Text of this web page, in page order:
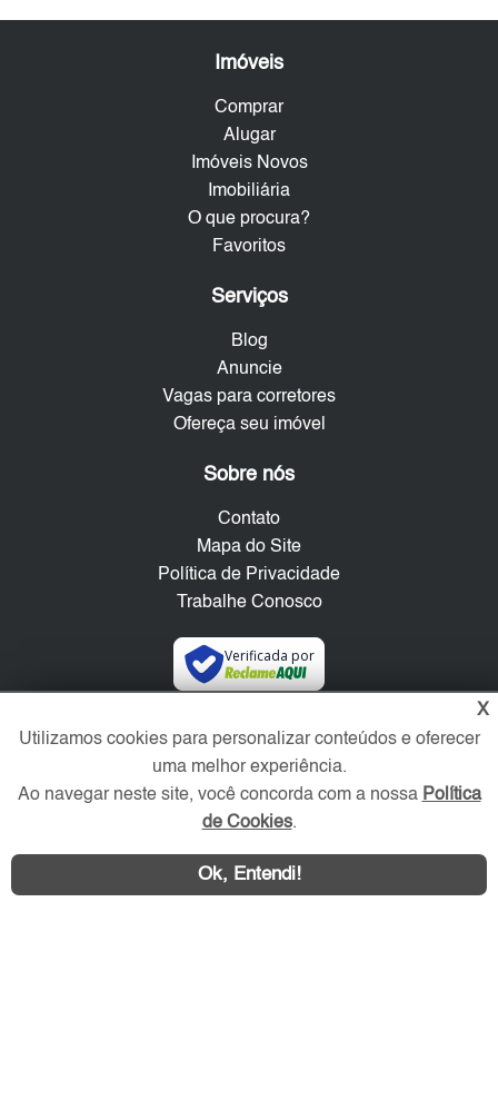
Imóveis
Comprar
Alugar
Imóveis Novos
Imobiliária
O que procura?
Favoritos
Serviços
Blog
Anuncie
Vagas para corretores
Ofereça seu imóvel
Sobre nós
Contato
Mapa do Site
Política de Privacidade
Trabalhe Conosco
Verificada por
Redes Sociais
X
Utilizamos cookies para personalizar conteúdos e oferecer
uma melhor experiência.
Ao navegar neste site, você concorda com a nossa Política
de Cookies.
Ok, Entendi!